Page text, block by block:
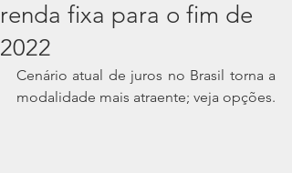
renda fixa para o fim de
2022
Cenário atual de juros no Brasil torna a
modalidade mais atraente; veja opções.